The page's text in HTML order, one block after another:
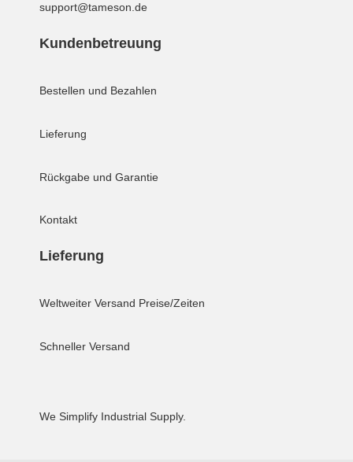
support@tameson.de
Kundenbetreuung
Bestellen und Bezahlen
Lieferung
Rückgabe und Garantie
Kontakt
Lieferung
Weltweiter Versand Preise/Zeiten
Schneller Versand
We Simplify Industrial Supply.